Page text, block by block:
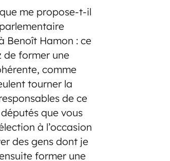
me propose-t-il
Benoît Hamon : ce
de former une
comme
tourner la
de ce
que vous
à l’occasion
des gens dont je
former une